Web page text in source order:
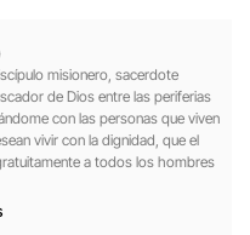
misionero, sacerdote
de Dios entre las periferias
con las personas que viven
vivir con la dignidad, que el
a todos los hombres